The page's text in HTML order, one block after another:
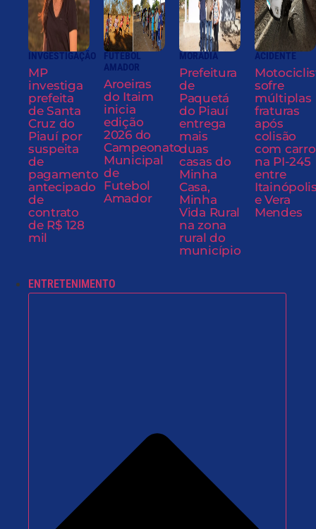
INVGESTIGAÇÃO
MP
investiga
prefeita
de Santa
Cruz do
Piauí por
suspeita
de
pagamento
antecipado
de
contrato
de R$ 128
mil
FUTEBOL
AMADOR
Aroeiras
do Itaim
inicia
edição
2026 do
Campeonato
Municipal
de
Futebol
Amador
MORADIA
Prefeitura
de
Paquetá
do Piauí
entrega
mais
duas
casas do
Minha
Casa,
Minha
Vida Rural
na zona
rural do
município
ACIDENTE
sofre
múltiplas
fraturas
após
colisão
com carro
na PI-245
entre
e Vera
Mendes
ENTRETENIMENTO